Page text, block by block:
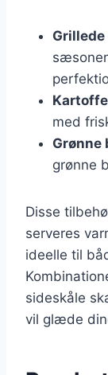
med
Grønne
grønne
Disse
serveres
ideelle til
sideskåle
vil glæde